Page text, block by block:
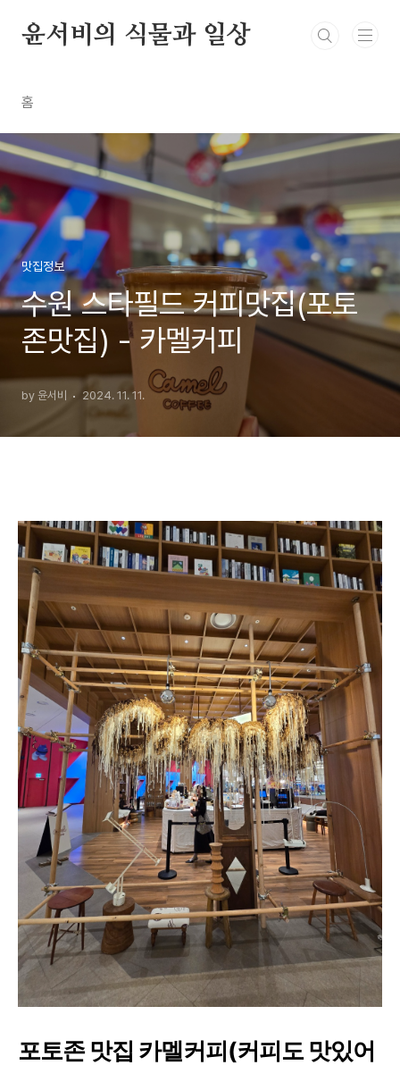
윤서비의 식물과 일상
홈
맛집정보
수원 스타필드 커피맛집(포토
존맛집) - 카멜커피
by 윤서비 2024. 11. 11.
포토존 맛집 카멜커피(커피도 맛있어